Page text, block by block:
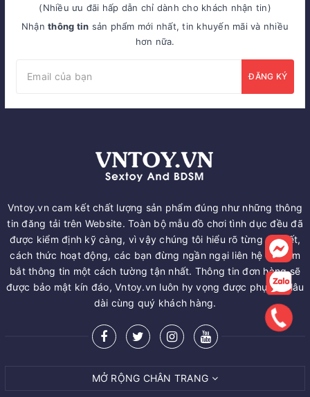
(Nhiều ưu đãi hấp dẫn chỉ dành cho khách nhận tin)
Nhậnthông tin sản phẩm mới nhất, tin khuyến mãi và nhiều
hơn nữa.
ĐĂNG KÝ
Vntoy.vn cam kết chất lượng sản phẩm đúng như những thông
tin đăng tải trên Website. Toàn bộ mẫu đồ chơi tình dục đều đã
được kiểm định kỹ càng, vì vậy chúng tôi hiểu rõ từng chi tiết,
cách thức hoạt động, các bạn đừng ngần ngại liên hệ để nắm
bắt thông tin một cách tường tận nhất. Thông tin đơn hàng sẽ
được bảo mật kín đáo, Vntoy.vn luôn hy vọng được phục vụ lâu
dài cùng quý khách hàng.
MỞ RỘNG CHÂN TRANG